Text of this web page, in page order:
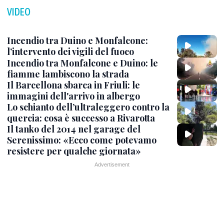
VIDEO
Incendio tra Duino e Monfalcone:
l’intervento dei vigili del fuoco
Incendio tra Monfalcone e Duino: le
fiamme lambiscono la strada
Il Barcellona sbarca in Friuli: le
immagini dell'arrivo in albergo
Lo schianto dell’ultraleggero contro la
quercia: cosa è successo a Rivarotta
Il tanko del 2014 nel garage del
Serenissimo: «Ecco come potevamo
resistere per qualche giornata»